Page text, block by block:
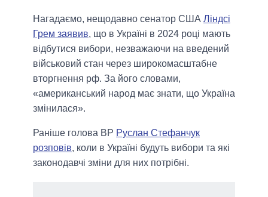
Нагадаємо, нещодавно сенатор США Ліндсі
Грем заявив, що в Україні в 2024 році мають
відбутися вибори, незважаючи на введений
військовий стан через широкомасштабне
вторгнення рф. За його словами,
«американський народ має знати, що Україна
змінилася».
Раніше голова ВР Руслан Стефанчук
розповів, коли в Україні будуть вибори та які
законодавчі зміни для них потрібні.